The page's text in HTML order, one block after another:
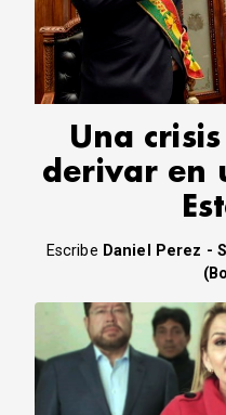
CORREO
Política
Una
derivar en
Escribe Daniel Perez -